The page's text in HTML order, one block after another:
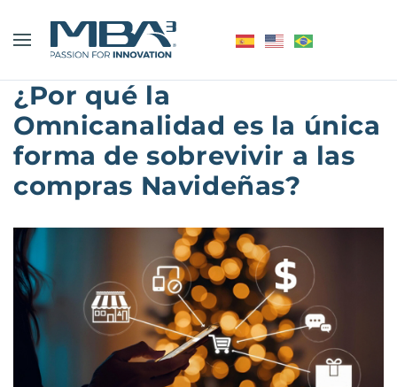
¿Por qué la
Omnicanalidad es la única
forma de sobrevivir a las
compras Navideñas?